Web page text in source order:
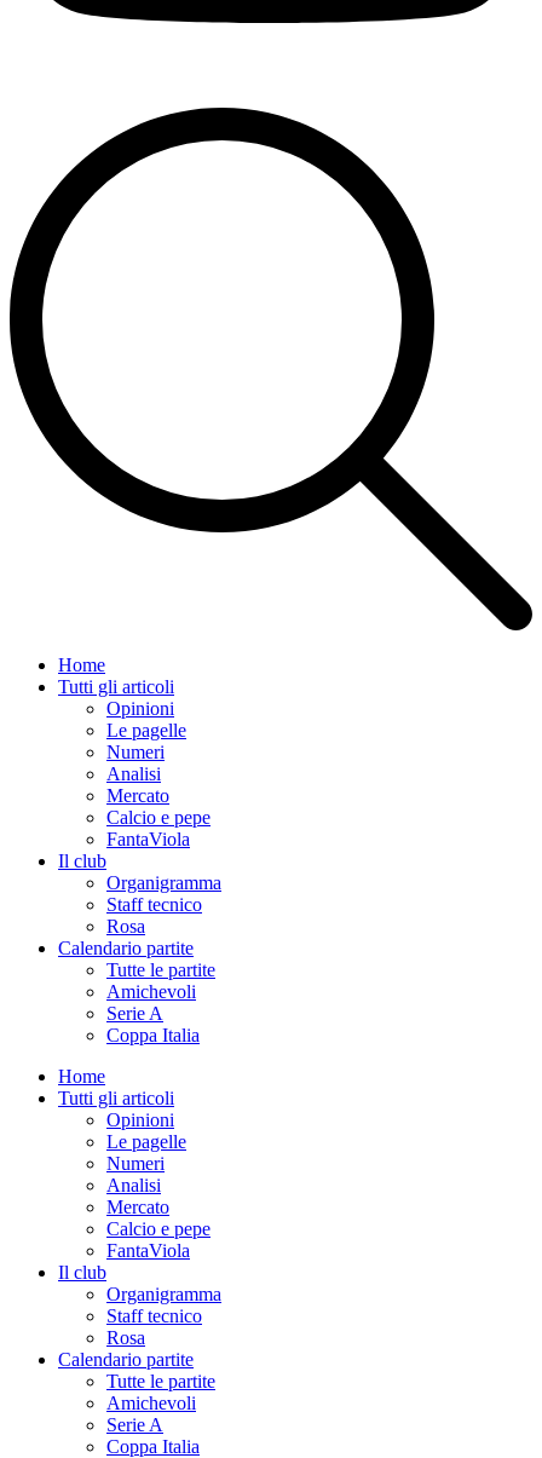
Home
Tutti gli articoli
Opinioni
Le pagelle
Numeri
Analisi
Mercato
Calcio e pepe
FantaViola
Il club
Organigramma
Staff tecnico
Rosa
Calendario partite
Tutte le partite
Amichevoli
Serie A
Coppa Italia
Home
Tutti gli articoli
Opinioni
Le pagelle
Numeri
Analisi
Mercato
Calcio e pepe
FantaViola
Il club
Organigramma
Staff tecnico
Rosa
Calendario partite
Tutte le partite
Amichevoli
Serie A
Coppa Italia